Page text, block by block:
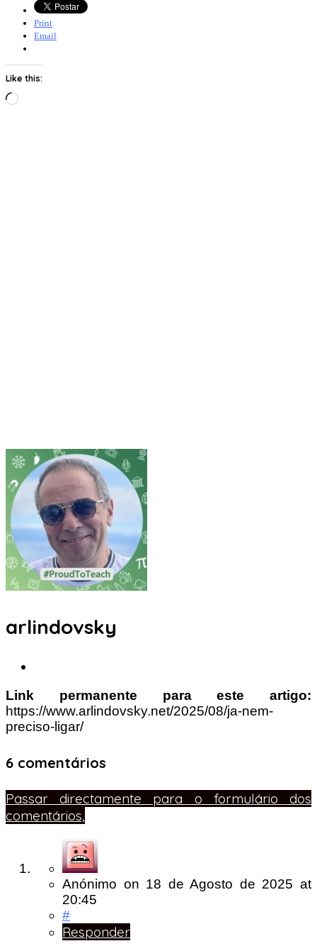
Print
Email
Like this:
Loading…
arlindovsky
Link permanente para este artigo:
https://www.arlindovsky.net/2025/08/ja-nem-
preciso-ligar/
6 comentários
Passar directamente para o formulário dos
comentários,
Anónimo on 18 de Agosto de 2025at
20:45
#
Responder